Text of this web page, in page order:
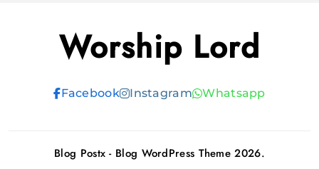
Worship Lord
Facebook Instagram Whatsapp
Blog Postx - Blog WordPress Theme 2026.